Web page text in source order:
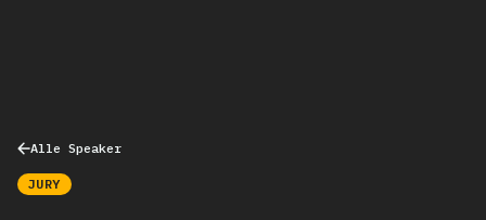
Alle Speaker
JURY